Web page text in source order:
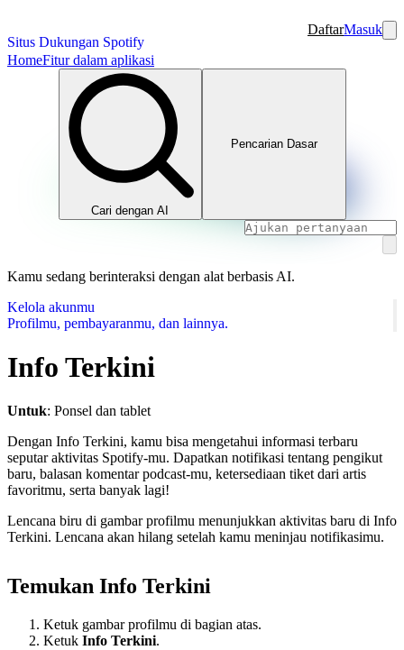
Situs Dukungan Spotify
DaftarMasuk
HomeFitur dalam aplikasi
Cari dengan AI
Pencarian Dasar
Kamu sedang berinteraksi dengan alat berbasis AI.
Kelola akunmu
Profilmu, pembayaranmu, dan lainnya.
Info Terkini
Untuk: Ponsel dan tablet
Dengan Info Terkini, kamu bisa mengetahui informasi terbaru
seputar aktivitas Spotify-mu. Dapatkan notifikasi tentang pengikut
baru, balasan komentar podcast-mu, ketersediaan tiket dari artis
favoritmu, serta banyak lagi!
Lencana biru di gambar profilmu menunjukkan aktivitas baru di Info
Terkini. Lencana akan hilang setelah kamu meninjau notifikasimu.
Temukan Info Terkini
Ketuk gambar profilmu di bagian atas.
Ketuk Info Terkini.